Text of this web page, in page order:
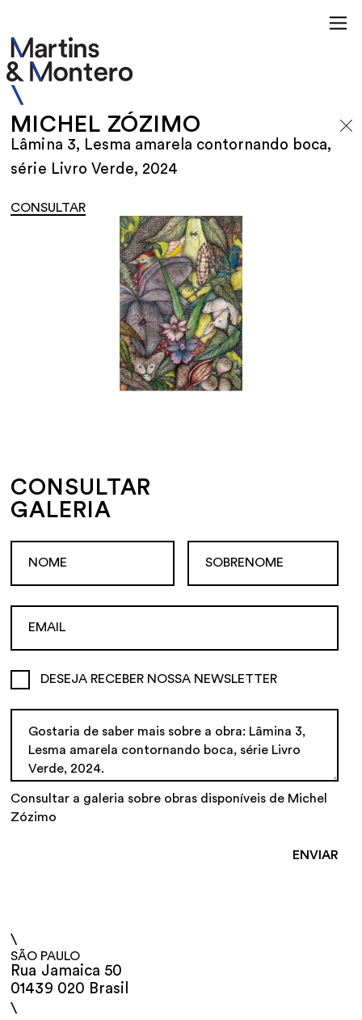
MICHEL ZÓZIMO
Lâmina 3, Lesma amarela contornando boca,
série Livro Verde, 2024
CONSULTAR
CONSULTAR
GALERIA
DESEJA RECEBER NOSSA NEWSLETTER
Consultar a galeria sobre obras disponíveis de Michel
Zózimo
\
SÃO PAULO
Rua Jamaica 50
01439 020 Brasil
\